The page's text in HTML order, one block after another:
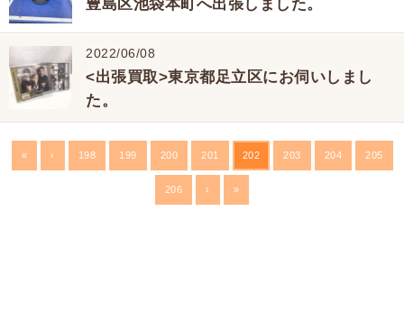
豊島区池袋本町へ出張しました。
2022/06/08
<出張買取>東京都足立区にお伺いしまし
た。
« ‹ 198 199 200 201 202 203 204 205
206 › »